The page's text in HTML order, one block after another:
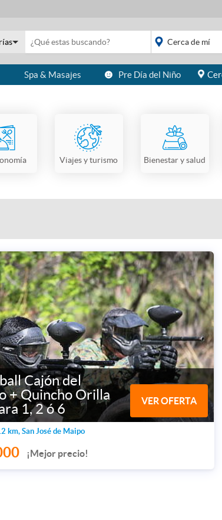
placeholder="Todo
Spa & Masajes Pre Día del Niño
Viajes y turismo Bienestar y salud
Cajón del
+ Quincho Orilla
1, 2 ó 6
VER OFERTA
km, San José de Maipo
¡Mejor precio!